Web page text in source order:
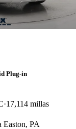
Plug-in
17,114 millas
Easton, PA